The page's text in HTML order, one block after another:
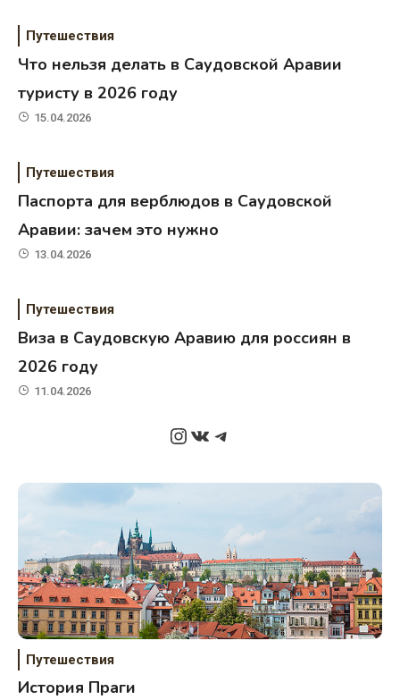
Путешествия
Что нельзя делать в Саудовской Аравии
туристу в 2026 году
15.04.2026
Путешествия
Паспорта для верблюдов в Саудовской
Аравии: зачем это нужно
13.04.2026
Путешествия
Виза в Саудовскую Аравию для россиян в
2026 году
11.04.2026
Instagram
ВКонтакте
Telegram
Путешествия
История Праги